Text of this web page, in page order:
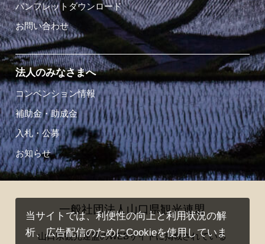
パンフレットダウンロード
お問い合わせ
法人のみなさまへ
コンベンション情報
補助金・助成金
入札・公募
お知らせ
一般社団法人山口県観光連盟
山口県観光連盟のWEBサイトに掲載されている
当サイトでは、利便性の向上と利用状況の解
析、広告配信のためにCookieを使用していま